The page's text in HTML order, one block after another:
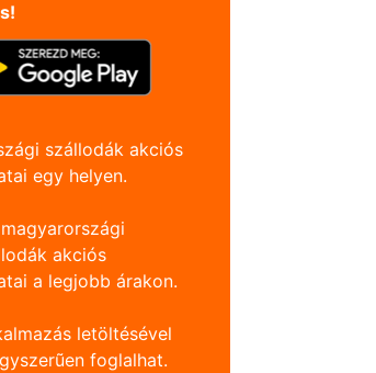
szállodák akciós
egy helyen.
akciós
a legjobb árakon.
letöltésével
foglalhat.